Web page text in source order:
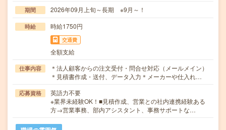
期間 2026年09月上旬～長期 ※9月～！
時給 時給1750円
交通費
全額支給
仕事内容
＊法人顧客からの注文受付・問合せ対応（メールメイン）
＊見積書作成・送付、データ入力＊メーカーや仕入れ…
応募資格
英語力不要
※業界未経験OK！■見積作成、営業との社内連携経験ある
方→営業事務、部内アシスタント、事務サポートな…